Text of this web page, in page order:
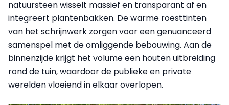
natuursteen wisselt massief en transparant af en
integreert plantenbakken. De warme roesttinten
van het schrijnwerk zorgen voor een genuanceerd
samenspel met de omliggende bebouwing. Aan de
binnenzijde krijgt het volume een houten uitbreiding
rond de tuin, waardoor de publieke en private
werelden vloeiend in elkaar overlopen.